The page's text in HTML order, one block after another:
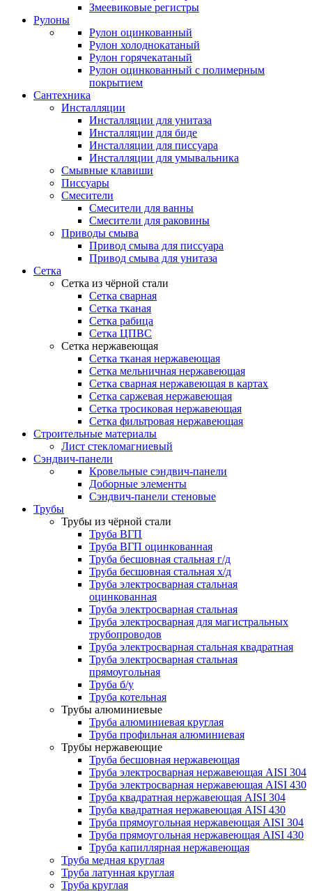
Змеевиковые регистры
Рулоны
Рулон оцинкованный
Рулон холоднокатаный
Рулон горячекатаный
Рулон оцинкованный с полимерным
покрытием
Сантехника
Инсталляции
Инсталляции для унитаза
Инсталляции для биде
Инсталляции для писсуара
Инсталляции для умывальника
Смывные клавиши
Писсуары
Смесители
Смесители для ванны
Смесители для раковины
Приводы смыва
Привод смыва для писсуара
Привод смыва для унитаза
Сетка
Сетка из чёрной стали
Сетка сварная
Сетка тканая
Сетка рабица
Сетка ЦПВС
Сетка нержавеющая
Сетка тканая нержавеющая
Сетка мельничная нержавеющая
Сетка сварная нержавеющая в картах
Сетка саржевая нержавеющая
Сетка тросиковая нержавеющая
Сетка фильтровая нержавеющая
Строительные материалы
Лист стекломагниевый
Сэндвич-панели
Кровельные сэндвич-панели
Доборные элементы
Сэндвич-панели стеновые
Трубы
Трубы из чёрной стали
Труба ВГП
Труба ВГП оцинкованная
Труба бесшовная стальная г/д
Труба бесшовная стальная х/д
Труба электросварная стальная
оцинкованная
Труба электросварная стальная
Труба электросварная для магистральных
трубопроводов
Труба электросварная стальная квадратная
Труба электросварная стальная
прямоугольная
Труба б/у
Труба котельная
Трубы алюминиевые
Труба алюминиевая круглая
Труба профильная алюминиевая
Трубы нержавеющие
Труба бесшовная нержавеющая
Труба электросварная нержавеющая AISI 304
Труба электросварная нержавеющая AISI 430
Труба квадратная нержавеющая AISI 304
Труба квадратная нержавеющая AISI 430
Труба прямоугольная нержавеющая AISI 304
Труба прямоугольная нержавеющая AISI 430
Труба капиллярная нержавеющая
Труба медная круглая
Труба латунная круглая
Труба круглая